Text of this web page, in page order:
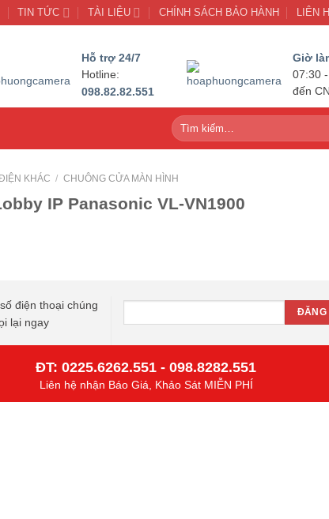
TIN TỨC TÀI LIỆU CHÍNH SÁCH BẢO HÀNH LIÊN
Hỗ trợ 24/7
Hotline:
098.82.82.551
Giờ
07:30
đến
Tìm
kiếm:
KHÁC / CHUÔNG CỬA MÀN HÌNH
IP Panasonic VL-VN1900
điện thoại chúng
lại ngay
ĐT:0225.6262.551 -098.8282.551
Liên hệ nhận Báo Giá, Khảo Sát MIỄN PHÍ